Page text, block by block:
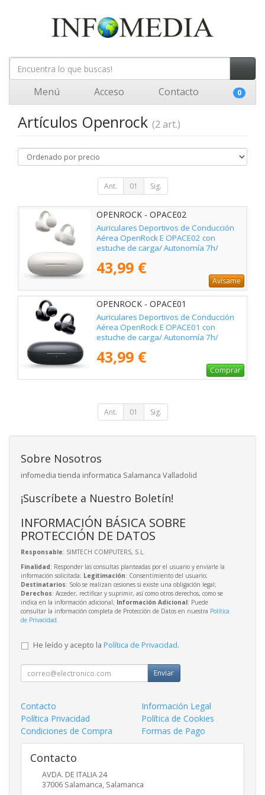
Menú Acceso Contacto 0
Artículos Openrock (2 art.)
Ant. 01 Sig.
OPENROCK - OPACE02
Auriculares Deportivos de Conducción
Aérea OpenRock E OPACE02 con
estuche de carga/ Autonomía 7h/
43,99 €
Avísame
OPENROCK - OPACE01
Auriculares Deportivos de Conducción
Aérea OpenRock E OPACE01 con
estuche de carga/ Autonomía 7h/
43,99 €
Comprar
Ant. 01 Sig.
Sobre Nosotros
infomedia tienda informatica Salamanca Valladolid
¡Suscríbete a Nuestro Boletín!
INFORMACIÓN BÁSICA SOBRE
PROTECCIÓN DE DATOS
Responsable: SIMTECH COMPUTERS, S.L.
Finalidad: Responder las consultas planteadas por el usuario y enviarle la
información solicitada; Legitimación: Consentimiento del usuario;
Destinatarios: Solo se realizan cesiones si existe una obligación legal;
Derechos: Acceder, rectificar y suprimir, así como otros derechos, como se
indica en la información adicional; Información Adicional: Puede
consultar la información completa de Protección de Datos en nuestra Política
de Privacidad.
He leído y acepto la Política de Privacidad.
Enviar
Contacto
Información Legal
Política Privacidad
Política de Cookies
Condiciones de Compra
Formas de Pago
Contacto
AVDA. DE ITALIA 24
37006 Salamanca, Salamanca